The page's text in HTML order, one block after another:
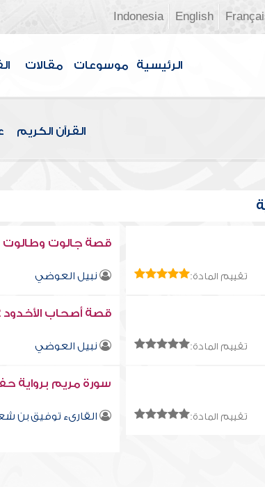
English
Indonesia
الرئيسية موسوعات مقالات
القرآن الكريم
تقييم المادة:
قصة جالوت وطالوت
نبيل العوضي
تقييم المادة:
قصة أصحاب الأخدود 2
نبيل العوضي
تقييم المادة:
سورة مريم
القارىء توفيق بن